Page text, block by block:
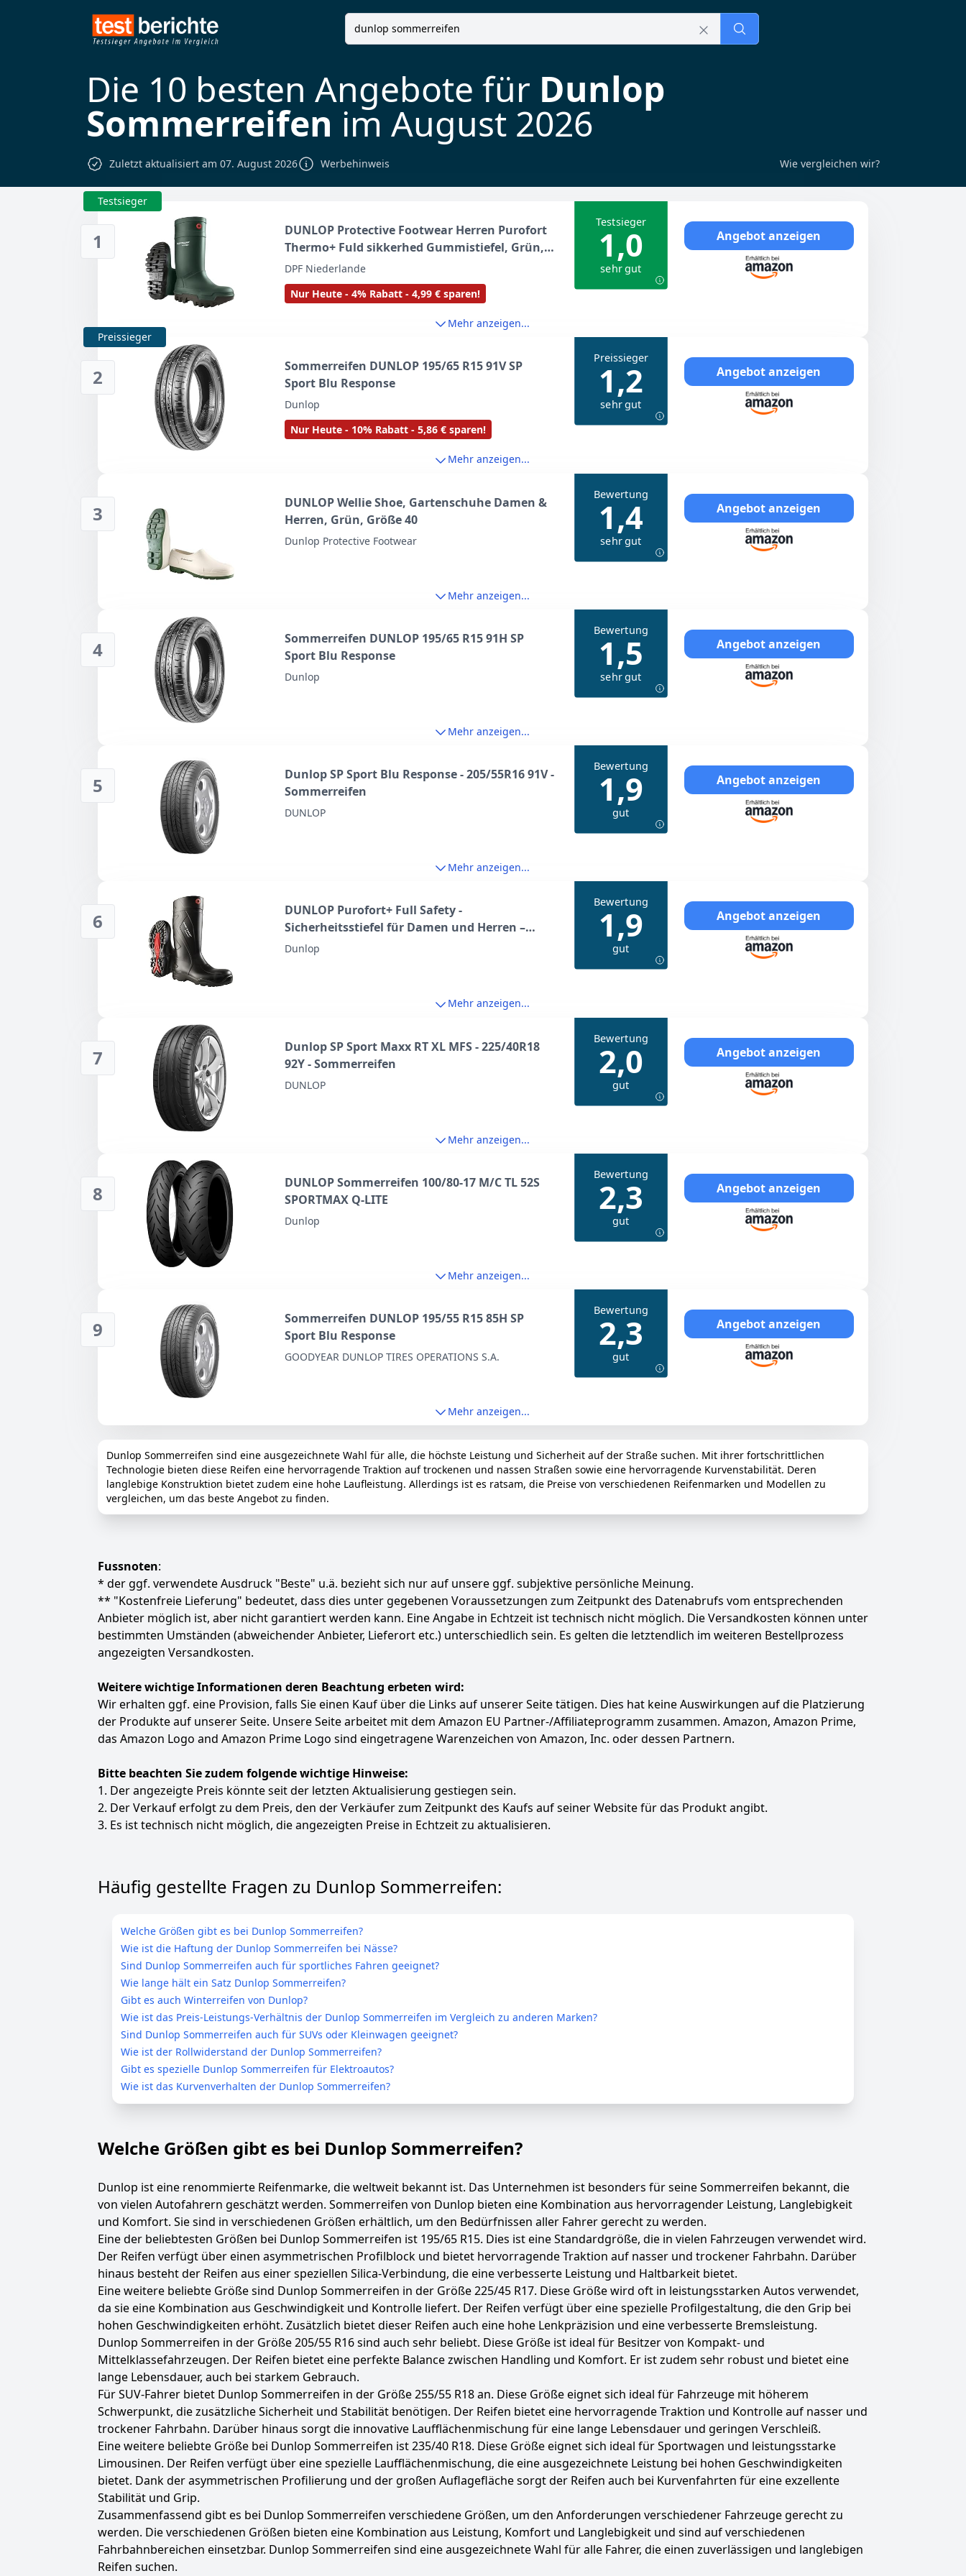
Die 10 besten Angebote für Dunlop
Sommerreifen im August 2026
Zuletzt aktualisiert am 07. August 2026 Werbehinweis Wie vergleichen wir?
1
Testsieger
DUNLOP Protective Footwear Herren Purofort
Thermo+ Fuld sikkerhed Gummistiefel, Grün,
44/45 EU
DPF Niederlande
Nur Heute - 4% Rabatt - 4,99 € sparen!
Testsieger
1,0
sehr gut
Angebot anzeigen
Mehr anzeigen...
2
Preissieger
Sommerreifen DUNLOP 195/65 R15 91V SP
Sport Blu Response
Dunlop
Nur Heute - 10% Rabatt - 5,86 € sparen!
Preissieger
1,2
sehr gut
Angebot anzeigen
Mehr anzeigen...
3
DUNLOP Wellie Shoe, Gartenschuhe Damen &
Herren, Grün, Größe 40
Dunlop Protective Footwear
Bewertung
1,4
sehr gut
Angebot anzeigen
Mehr anzeigen...
4
Sommerreifen DUNLOP 195/65 R15 91H SP
Sport Blu Response
Dunlop
Bewertung
1,5
sehr gut
Angebot anzeigen
Mehr anzeigen...
5
Dunlop SP Sport Blu Response - 205/55R16 91V -
Sommerreifen
DUNLOP
Bewertung
1,9
gut
Angebot anzeigen
Mehr anzeigen...
6
DUNLOP Purofort+ Full Safety -
Sicherheitsstiefel für Damen und Herren –
Wasserdicht Arbeitsstiefel mit StahlKappe –
Dunlop
Bewertung
1,9
gut
Angebot anzeigen
Mehr anzeigen...
7
Dunlop SP Sport Maxx RT XL MFS - 225/40R18
92Y - Sommerreifen
DUNLOP
Bewertung
2,0
gut
Angebot anzeigen
Mehr anzeigen...
8
DUNLOP Sommerreifen 100/80-17 M/C TL 52S
SPORTMAX Q-LITE
Dunlop
Bewertung
2,3
gut
Angebot anzeigen
Mehr anzeigen...
9
Sommerreifen DUNLOP 195/55 R15 85H SP
Sport Blu Response
GOODYEAR DUNLOP TIRES OPERATIONS S.A.
Bewertung
2,3
gut
Angebot anzeigen
Mehr anzeigen...
Dunlop Sommerreifen sind eine ausgezeichnete Wahl für alle, die höchste Leistung und Sicherheit auf der Straße suchen. Mit ihrer fortschrittlichen
Technologie bieten diese Reifen eine hervorragende Traktion auf trockenen und nassen Straßen sowie eine hervorragende Kurvenstabilität. Deren
langlebige Konstruktion bietet zudem eine hohe Laufleistung. Allerdings ist es ratsam, die Preise von verschiedenen Reifenmarken und Modellen zu
vergleichen, um das beste Angebot zu finden.
Fussnoten:
* der ggf. verwendete Ausdruck "Beste" u.ä. bezieht sich nur auf unsere ggf. subjektive persönliche Meinung.
** "Kostenfreie Lieferung" bedeutet, dass dies unter gegebenen Voraussetzungen zum Zeitpunkt des Datenabrufs vom entsprechenden
Anbieter möglich ist, aber nicht garantiert werden kann. Eine Angabe in Echtzeit ist technisch nicht möglich. Die Versandkosten können unter
bestimmten Umständen (abweichender Anbieter, Lieferort etc.) unterschiedlich sein. Es gelten die letztendlich im weiteren Bestellprozess
angezeigten Versandkosten.
Weitere wichtige Informationen deren Beachtung erbeten wird:
Wir erhalten ggf. eine Provision, falls Sie einen Kauf über die Links auf unserer Seite tätigen. Dies hat keine Auswirkungen auf die Platzierung
der Produkte auf unserer Seite. Unsere Seite arbeitet mit dem Amazon EU Partner-/Affiliateprogramm zusammen. Amazon, Amazon Prime,
das Amazon Logo and Amazon Prime Logo sind eingetragene Warenzeichen von Amazon, Inc. oder dessen Partnern.
Bitte beachten Sie zudem folgende wichtige Hinweise:
1. Der angezeigte Preis könnte seit der letzten Aktualisierung gestiegen sein.
2. Der Verkauf erfolgt zu dem Preis, den der Verkäufer zum Zeitpunkt des Kaufs auf seiner Website für das Produkt angibt.
3. Es ist technisch nicht möglich, die angezeigten Preise in Echtzeit zu aktualisieren.
Häufig gestellte Fragen zu Dunlop Sommerreifen:
Welche Größen gibt es bei Dunlop Sommerreifen?
Wie ist die Haftung der Dunlop Sommerreifen bei Nässe?
Sind Dunlop Sommerreifen auch für sportliches Fahren geeignet?
Wie lange hält ein Satz Dunlop Sommerreifen?
Gibt es auch Winterreifen von Dunlop?
Wie ist das Preis-Leistungs-Verhältnis der Dunlop Sommerreifen im Vergleich zu anderen Marken?
Sind Dunlop Sommerreifen auch für SUVs oder Kleinwagen geeignet?
Wie ist der Rollwiderstand der Dunlop Sommerreifen?
Gibt es spezielle Dunlop Sommerreifen für Elektroautos?
Wie ist das Kurvenverhalten der Dunlop Sommerreifen?
Welche Größen gibt es bei Dunlop Sommerreifen?
Dunlop ist eine renommierte Reifenmarke, die weltweit bekannt ist. Das Unternehmen ist besonders für seine Sommerreifen bekannt, die
von vielen Autofahrern geschätzt werden. Sommerreifen von Dunlop bieten eine Kombination aus hervorragender Leistung, Langlebigkeit
und Komfort. Sie sind in verschiedenen Größen erhältlich, um den Bedürfnissen aller Fahrer gerecht zu werden.
Eine der beliebtesten Größen bei Dunlop Sommerreifen ist 195/65 R15. Dies ist eine Standardgröße, die in vielen Fahrzeugen verwendet wird.
Der Reifen verfügt über einen asymmetrischen Profilblock und bietet hervorragende Traktion auf nasser und trockener Fahrbahn. Darüber
hinaus besteht der Reifen aus einer speziellen Silica-Verbindung, die eine verbesserte Leistung und Haltbarkeit bietet.
Eine weitere beliebte Größe sind Dunlop Sommerreifen in der Größe 225/45 R17. Diese Größe wird oft in leistungsstarken Autos verwendet,
da sie eine Kombination aus Geschwindigkeit und Kontrolle liefert. Der Reifen verfügt über eine spezielle Profilgestaltung, die den Grip bei
hohen Geschwindigkeiten erhöht. Zusätzlich bietet dieser Reifen auch eine hohe Lenkpräzision und eine verbesserte Bremsleistung.
Dunlop Sommerreifen in der Größe 205/55 R16 sind auch sehr beliebt. Diese Größe ist ideal für Besitzer von Kompakt- und
Mittelklassefahrzeugen. Der Reifen bietet eine perfekte Balance zwischen Handling und Komfort. Er ist zudem sehr robust und bietet eine
lange Lebensdauer, auch bei starkem Gebrauch.
Für SUV-Fahrer bietet Dunlop Sommerreifen in der Größe 255/55 R18 an. Diese Größe eignet sich ideal für Fahrzeuge mit höherem
Schwerpunkt, die zusätzliche Sicherheit und Stabilität benötigen. Der Reifen bietet eine hervorragende Traktion und Kontrolle auf nasser und
trockener Fahrbahn. Darüber hinaus sorgt die innovative Laufflächenmischung für eine lange Lebensdauer und geringen Verschleiß.
Eine weitere beliebte Größe bei Dunlop Sommerreifen ist 235/40 R18. Diese Größe eignet sich ideal für Sportwagen und leistungsstarke
Limousinen. Der Reifen verfügt über eine spezielle Laufflächenmischung, die eine ausgezeichnete Leistung bei hohen Geschwindigkeiten
bietet. Dank der asymmetrischen Profilierung und der großen Auflagefläche sorgt der Reifen auch bei Kurvenfahrten für eine exzellente
Stabilität und Grip.
Zusammenfassend gibt es bei Dunlop Sommerreifen verschiedene Größen, um den Anforderungen verschiedener Fahrzeuge gerecht zu
werden. Die verschiedenen Größen bieten eine Kombination aus Leistung, Komfort und Langlebigkeit und sind auf verschiedenen
Fahrbahnbereichen einsetzbar. Dunlop Sommerreifen sind eine ausgezeichnete Wahl für alle Fahrer, die einen zuverlässigen und langlebigen
Reifen suchen.